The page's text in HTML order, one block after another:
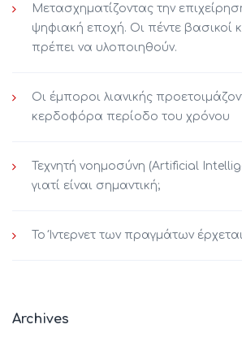
Μετασχηματίζοντας την
ψηφιακή εποχή. Οι πέντε βασικοί
πρέπει να υλοποιηθούν.
Οι έμποροι λιανικής
κερδοφόρα περίοδο του χρόνου
Τεχνητή νοημοσύνη (Artificial
γιατί είναι σημαντική;
Το Ίντερνετ των πραγμάτων
Archives